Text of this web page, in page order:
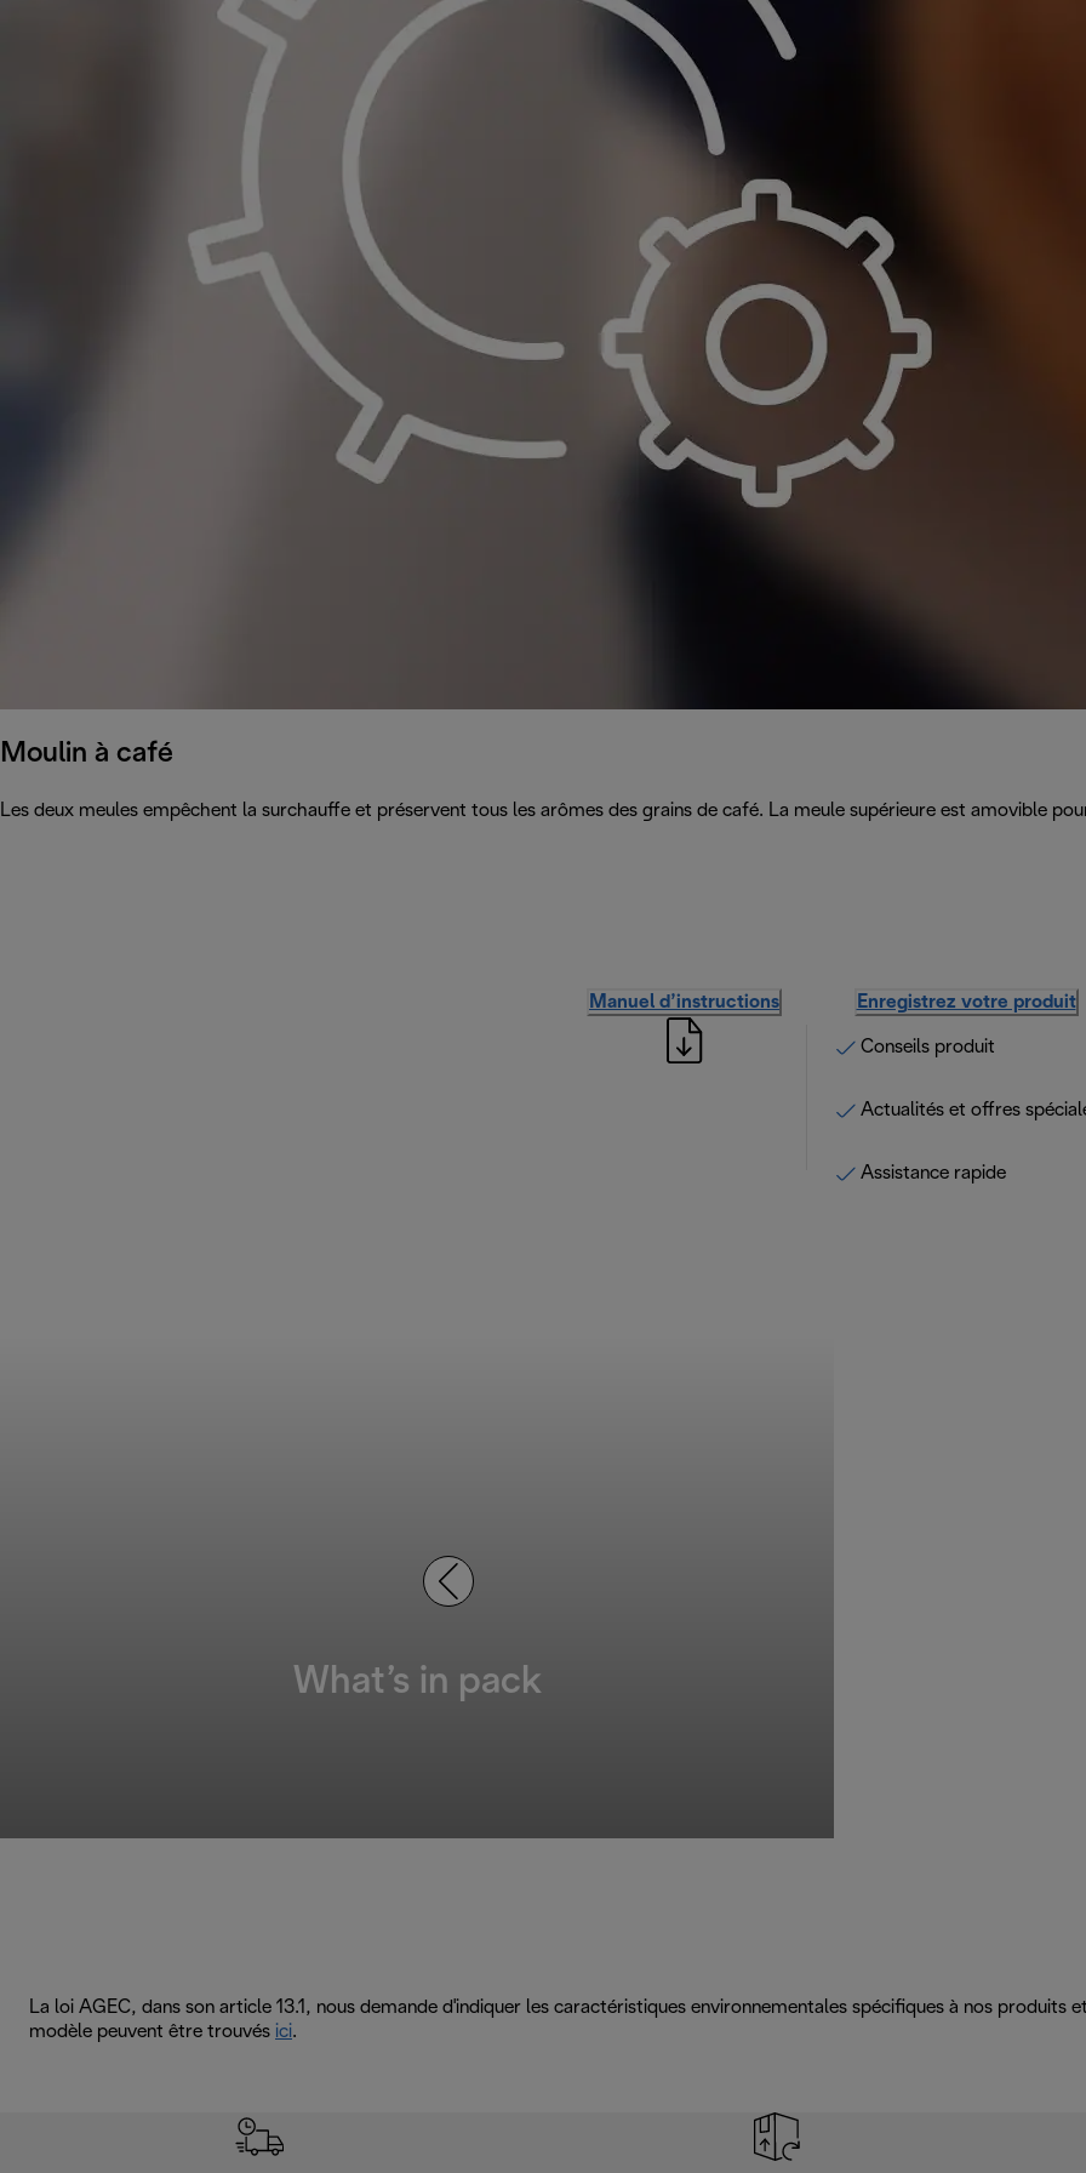
Moulin à café
Les deux meules empêchent la surchauffe et préservent tous les arômes des grains de café. La meule supérieure est amovible
Manuel d’instructions Enregistrez votre produit
Conseils produit
Actualités et offres
Assistance rapide
What’s in pack
La loi AGEC, dans son article 13.1, nous demande d'indiquer les caractéristiques environnementales spécifiques à nos
modèle peuvent être trouvés ici.